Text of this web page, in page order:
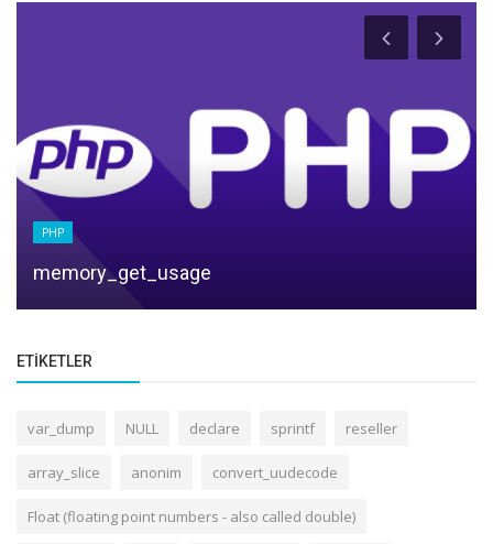
ETIKETLER
var_dump NULL declare sprintf reseller
array_slice anonim convert_uudecode
Float (floating point numbers - also called double)